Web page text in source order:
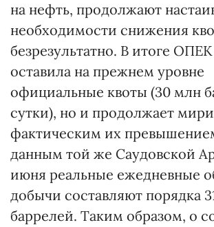
на нефть, продолжают
необходимости снижения
безрезультатно. В итоге
оставила на прежнем уровне
официальные квоты (30 млн
сутки), но и продолжает
фактическим их
данным той же Саудовской
июня реальные ежедневные
добычи составляют порядка
баррелей. Таким образом, о